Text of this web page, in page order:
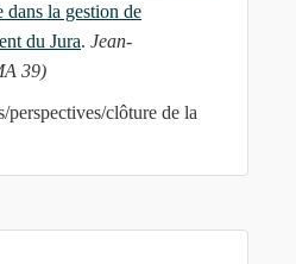
la gestion de
du Jura. Jean-
39)
clôture de la